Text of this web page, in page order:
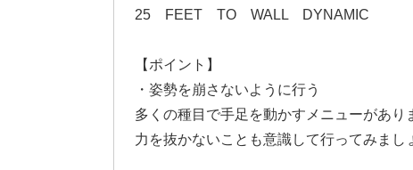
25 FEET TO WALL DYNAMIC
【ポイント】
・姿勢を崩さないように行う
多くの種目で手足を動かすメニューがあ
力を抜かないことも意識して行ってみまし